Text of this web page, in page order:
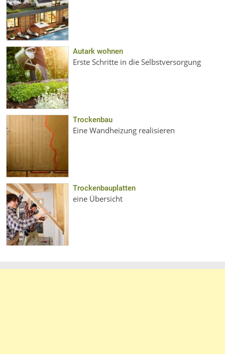
Autark wohnen
Erste Schritte in die Selbstversorgung
Trockenbau
Eine Wandheizung realisieren
Trockenbauplatten
eine Übersicht